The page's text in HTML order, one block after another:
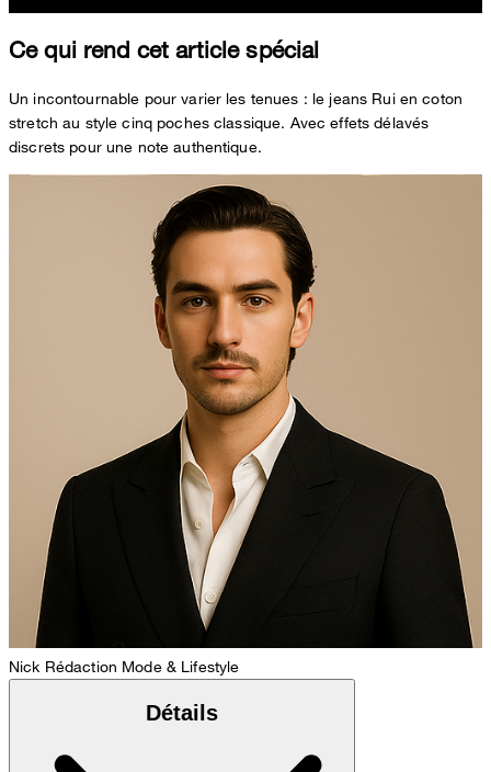
Ce qui rend cet article spécial
Un incontournable pour varier les tenues : le jeans Rui en coton
stretch au style cinq poches classique. Avec effets délavés
discrets pour une note authentique.
Nick Rédaction Mode & Lifestyle
Détails